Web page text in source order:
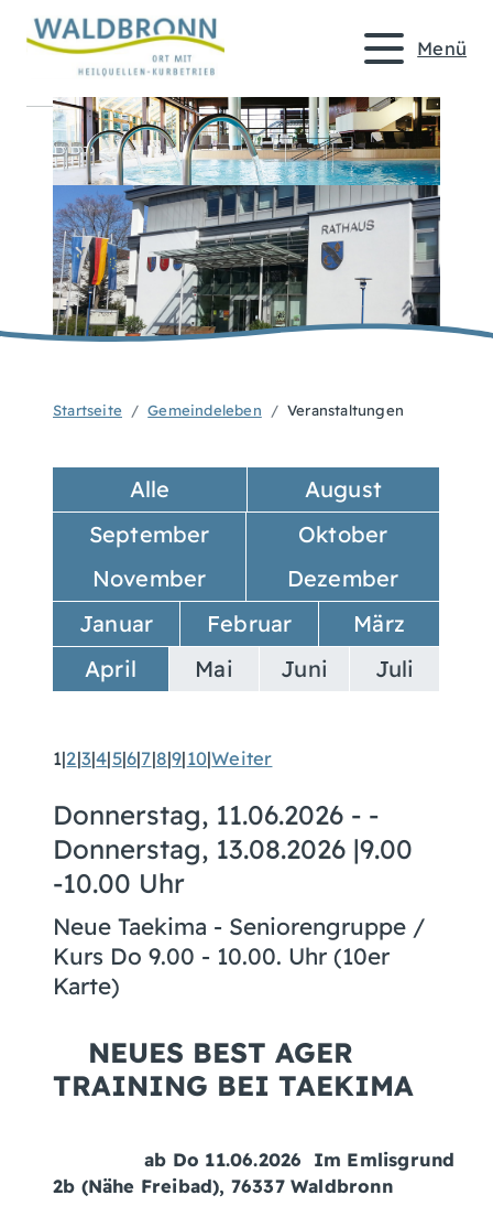
Menü
Startseite Gemeindeleben Veranstaltungen
Alle
August
September
Oktober
November
Dezember
Januar
Februar
März
April
Mai Juni Juli
1|2|3|4|5|6|7|8|9|10|Weiter
Donnerstag, 11.06.2026 - -
Donnerstag, 13.08.2026 |9.00
-10.00 Uhr
Neue Taekima - Seniorengruppe /
Kurs Do 9.00 - 10.00. Uhr (10er
Karte)
NEUES BEST AGER
TRAINING BEI TAEKIMA
ab Do 11.06.2026 Im Emlisgrund
2b (Nähe Freibad), 76337 Waldbronn